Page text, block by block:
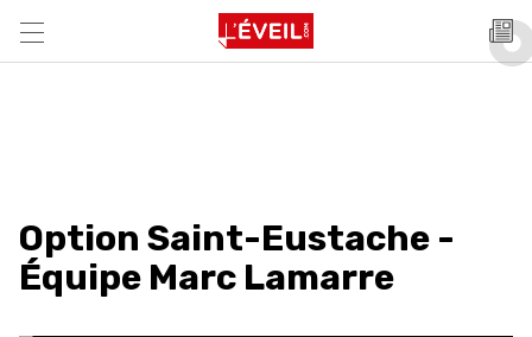
Option Saint-Eustache -
Équipe Marc Lamarre